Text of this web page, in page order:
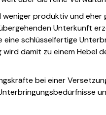
produktiv und eher
Unterkunft
schlüsselfertige
damit zu einem
bei einer